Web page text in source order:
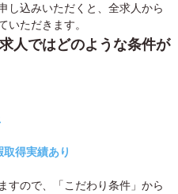
し込みいただくと、全求人から
いただきます。
人ではどのような条件が
得実績あり
すので、「こだわり条件」から